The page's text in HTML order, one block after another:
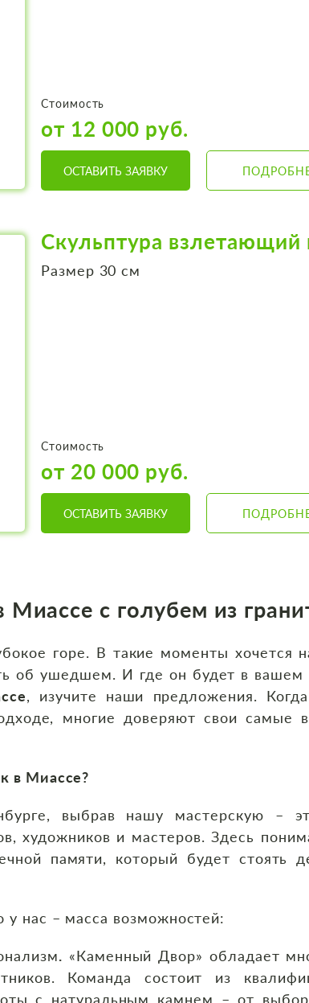
Стоимость
от 12 000 руб.
ОСТАВИТЬ ЗАЯВКУ
Скульптура взлетающий
Размер 30 см
Стоимость
от 20 000 руб.
ОСТАВИТЬ ЗАЯВКУ
Миассе с голубем из
горе. В такие моменты хочется
об ушедшем. И где он будет в вашем
, изучите наши предложения.
многие доверяют свои самые
в Миассе?
выбрав нашу мастерскую –
художников и мастеров. Здесь
памяти, который будет стоять
у нас – масса возможностей:
. «Каменный Двор» обладает
Команда состоит из
с натуральным камнем – от